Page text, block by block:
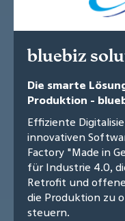
bluebiz
Die smarte
Produktion -
Effiziente
innovativen
Factory "Made in
für Industrie 4.0,
Retrofit und
die Produktion zu
steuern.